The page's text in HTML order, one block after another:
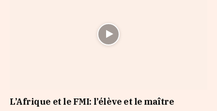
L’Afrique et le FMI: l’élève et le maître